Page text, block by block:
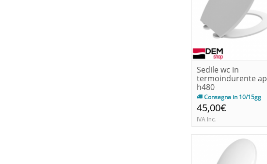
Sedile wc in
termoindurente ap
h480
Consegna in 10/15gg
45,00€
IVA Inc.